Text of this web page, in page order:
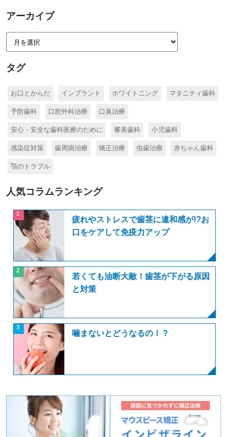
アーカイブ
タグ
お口とからだ インプラント ホワイトニング マタニティ歯科
予防歯科 口腔外科治療 口臭治療
安心・安全な歯科医療のために 審美歯科 小児歯科
感染症対策 歯周病治療 矯正治療 虫歯治療 赤ちゃん歯科
顎のトラブル
人気コラムランキング
1
疲れやストレスで歯茎に違和感が!?お
口をケアして免疫力アップ
2
若くても油断大敵！歯茎が下がる原因
と対策
3
噛まないとどうなるの！？